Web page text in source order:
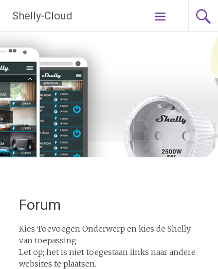
naar
de
Shelly-Cloud
Forum
Kies Toevoegen Onderwerp en kies de Shelly
van toepassing
Let op; het is niet toegestaan links naar andere
websites te plaatsen.